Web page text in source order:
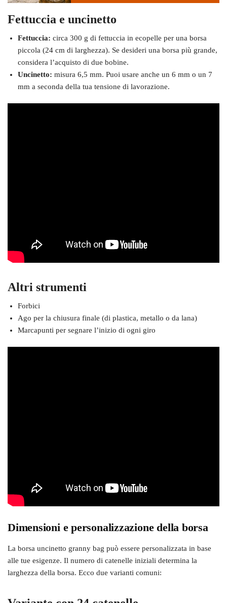
Fettuccia e uncinetto
Fettuccia: circa 300 g di fettuccia in ecopelle per una borsa
piccola (24 cm di larghezza). Se desideri una borsa più grande,
considera l’acquisto di due bobine.
Uncinetto: misura 6,5 mm. Puoi usare anche un 6 mm o un 7
mm a seconda della tua tensione di lavorazione.
Altri strumenti
Forbici
Ago per la chiusura finale (di plastica, metallo o da lana)
Marcapunti per segnare l’inizio di ogni giro
Dimensioni e personalizzazione della borsa
La borsa uncinetto granny bag può essere personalizzata in base
alle tue esigenze. Il numero di catenelle iniziali determina la
larghezza della borsa. Ecco due varianti comuni: